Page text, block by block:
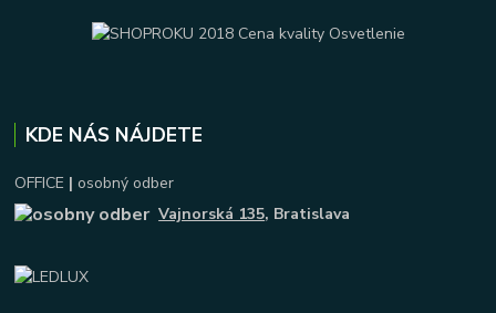
KDE NÁS NÁJDETE
OFFICE | osobný odber
Vajnorská 135, Bratislava